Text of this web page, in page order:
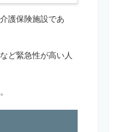
護保険施設であ
ど緊急性が高い人